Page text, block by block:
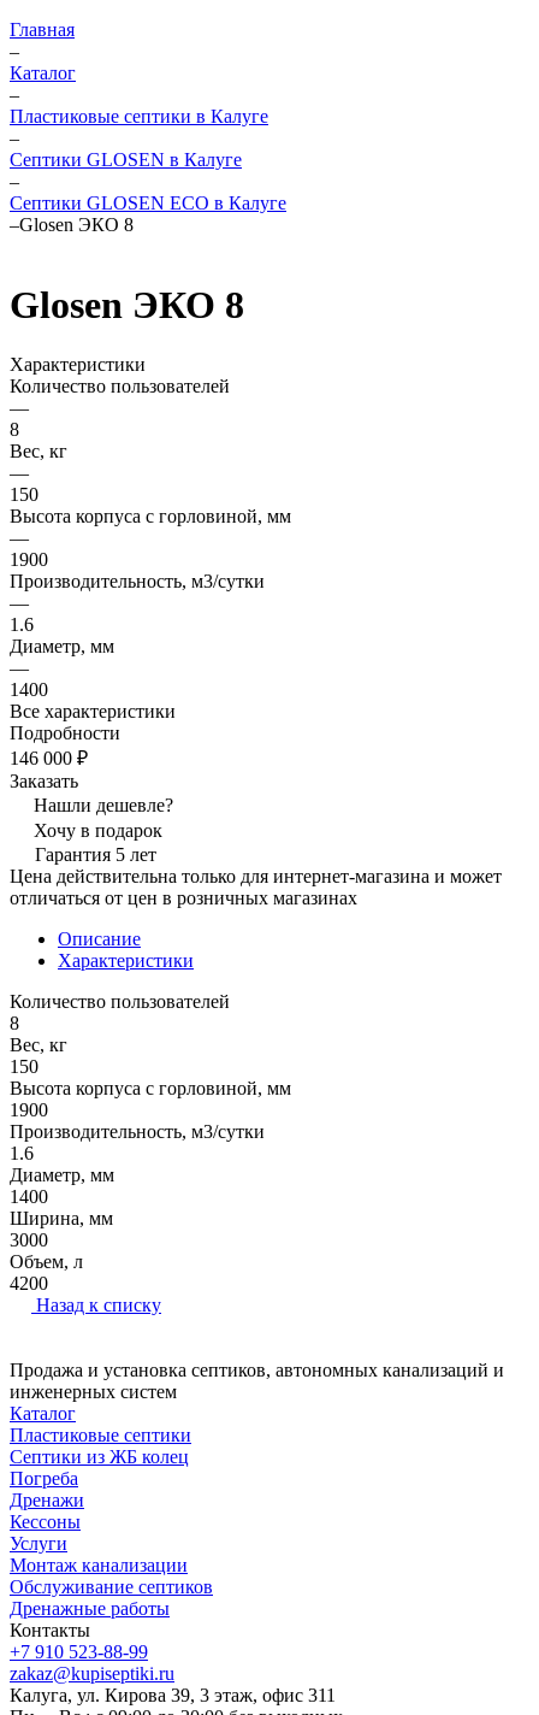
Главная
–
Каталог
–
Пластиковые септики в Калуге
–
Септики GLOSEN в Калуге
–
Септики GLOSEN ECO в Калуге
–Glosen ЭКО 8
Glosen ЭКО 8
Характеристики
Количество пользователей
—
8
Вес, кг
—
150
Высота корпуса с горловиной, мм
—
1900
Производительность, м3/сутки
—
1.6
Диаметр, мм
—
1400
Все характеристики
Подробности
146 000 ₽
Заказать
Нашли дешевле?
Хочу в подарок
Гарантия 5 лет
Цена действительна только для интернет-магазина и может
отличаться от цен в розничных магазинах
Описание
Характеристики
Количество пользователей
8
Вес, кг
150
Высота корпуса с горловиной, мм
1900
Производительность, м3/сутки
1.6
Диаметр, мм
1400
Ширина, мм
3000
Объем, л
4200
Назад к списку
Продажа и установка септиков, автономных канализаций и
инженерных систем
Каталог
Пластиковые септики
Септики из ЖБ колец
Погреба
Дренажи
Кессоны
Услуги
Монтаж канализации
Обслуживание септиков
Дренажные работы
Контакты
+7 910 523-88-99
zakaz@kupiseptiki.ru
Калуга, ул. Кирова 39, 3 этаж, офис 311